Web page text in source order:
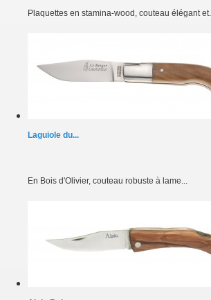
Plaquettes en stamina-wood, couteau élégant et...
Laguiole du...
En Bois d'Olivier, couteau robuste à lame...